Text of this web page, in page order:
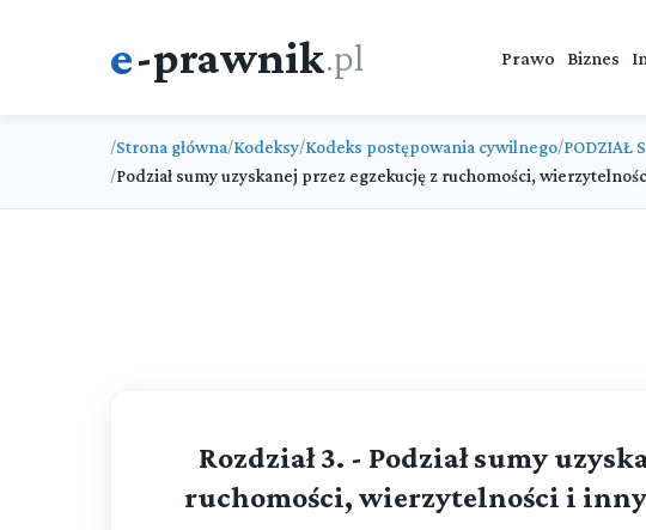
e-prawnik.pl Prawo Biznes
/Strona główna/Kodeksy/Kodeks postępowania cywilnego/PODZIAŁ
/Podział sumy uzyskanej przez egzekucję z ruchomości,
Rozdział 3. - Podział sumy
ruchomości, wierzytelności i